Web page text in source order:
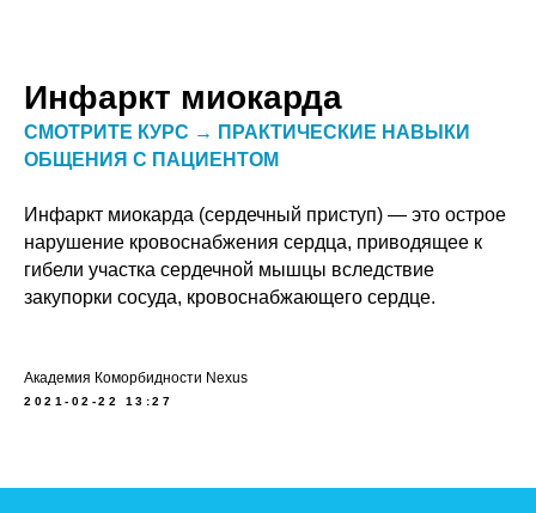
Инфаркт миокарда
СМОТРИТЕ КУРС → ПРАКТИЧЕСКИЕ НАВЫКИ
ОБЩЕНИЯ С ПАЦИЕНТОМ
Инфаркт миокарда (сердечный приступ) — это острое
нарушение кровоснабжения сердца, приводящее к
гибели участка сердечной мышцы вследствие
закупорки сосуда, кровоснабжающего сердце.
Академия Коморбидности Nexus
2021-02-22 13:27